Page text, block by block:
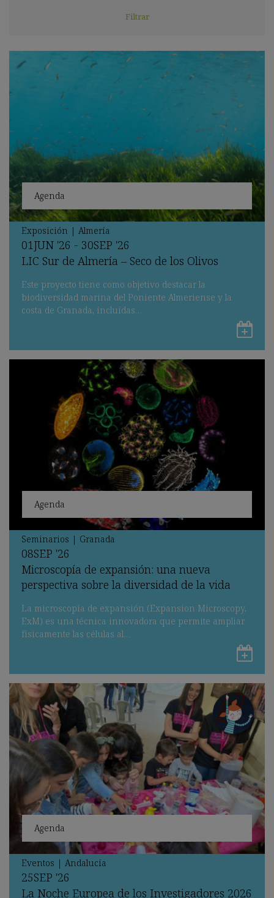
Agenda
Exposición | Almería
01JUN '26 - 30SEP '26
LIC Sur de Almería – Seco de los Olivos
Este proyecto tiene como objetivo destacar la
biodiversidad marina del Poniente Almeriense y la
costa de Granada, incluidas…
en
Agenda
Seminarios | Granada
08SEP '26
Microscopía de expansión: una nueva
perspectiva sobre la diversidad de la vida
La microscopía de expansión (Expansion Microscopy,
ExM) es una técnica innovadora que permite ampliar
físicamente las células al…
en
Agenda
Eventos | Andalucía
25SEP '26
La Noche Europea de los Investigadores 2026